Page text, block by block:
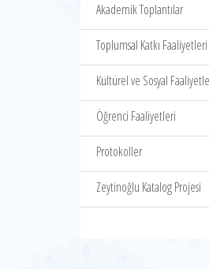
Akademik Toplantılar
Toplumsal Katkı Faaliyetleri
Kültürel ve Sosyal
Öğrenci Faaliyetleri
Protokoller
Zeytinoğlu Katalog Projesi